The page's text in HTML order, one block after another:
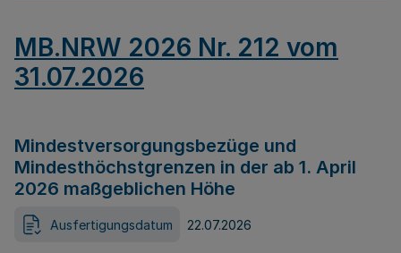
MB.NRW 2026 Nr. 212 vom
31.07.2026
Mindestversorgungsbezüge und
Mindesthöchstgrenzen in der ab 1. April
2026 maßgeblichen Höhe
Ausfertigungsdatum 22.07.2026